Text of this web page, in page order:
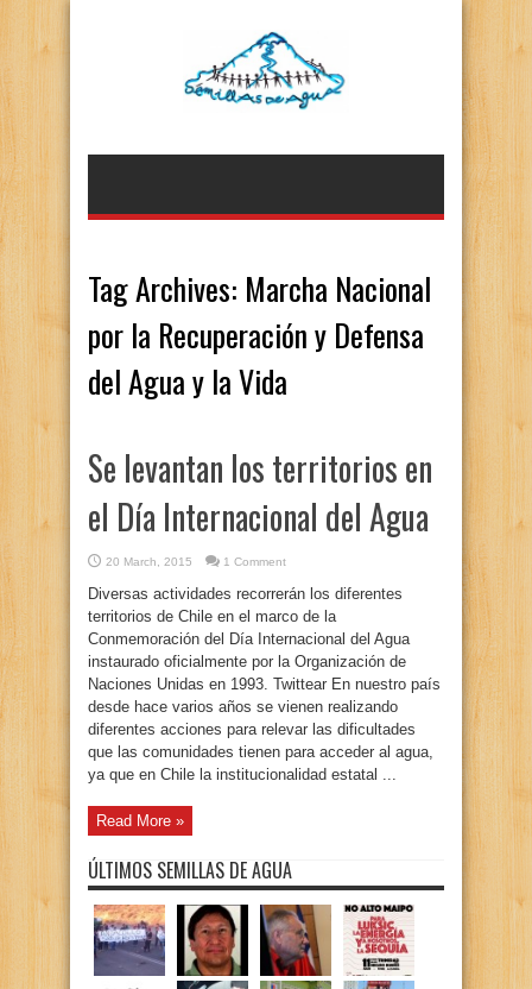
Tag Archives: Marcha Nacional
por la Recuperación y Defensa
del Agua y la Vida
Se levantan los territorios en
el Día Internacional del Agua
20 March, 2015 1 Comment
Diversas actividades recorrerán los diferentes
territorios de Chile en el marco de la
Conmemoración del Día Internacional del Agua
instaurado oficialmente por la Organización de
Naciones Unidas en 1993. Twittear En nuestro país
desde hace varios años se vienen realizando
diferentes acciones para relevar las dificultades
que las comunidades tienen para acceder al agua,
ya que en Chile la institucionalidad estatal ...
Read More »
ÚLTIMOS SEMILLAS DE AGUA